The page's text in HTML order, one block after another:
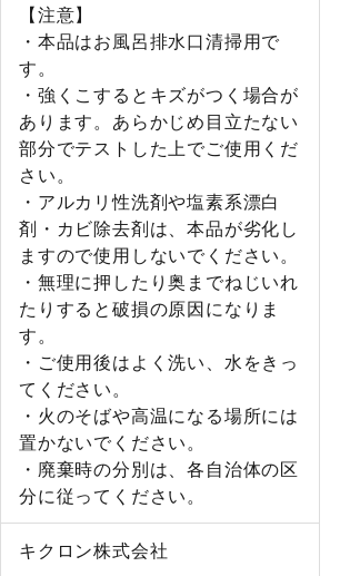
【注意】
・本品はお風呂排水口清掃用で
す。
・強くこするとキズがつく場合が
あります。あらかじめ目立たない
部分でテストした上でご使用くだ
さい。
・アルカリ性洗剤や塩素系漂白
剤・カビ除去剤は、本品が劣化し
ますので使用しないでください。
・無理に押したり奥までねじいれ
たりすると破損の原因になりま
す。
・ご使用後はよく洗い、水をきっ
てください。
・火のそばや高温になる場所には
置かないでください。
・廃棄時の分別は、各自治体の区
分に従ってください。
キクロン株式会社